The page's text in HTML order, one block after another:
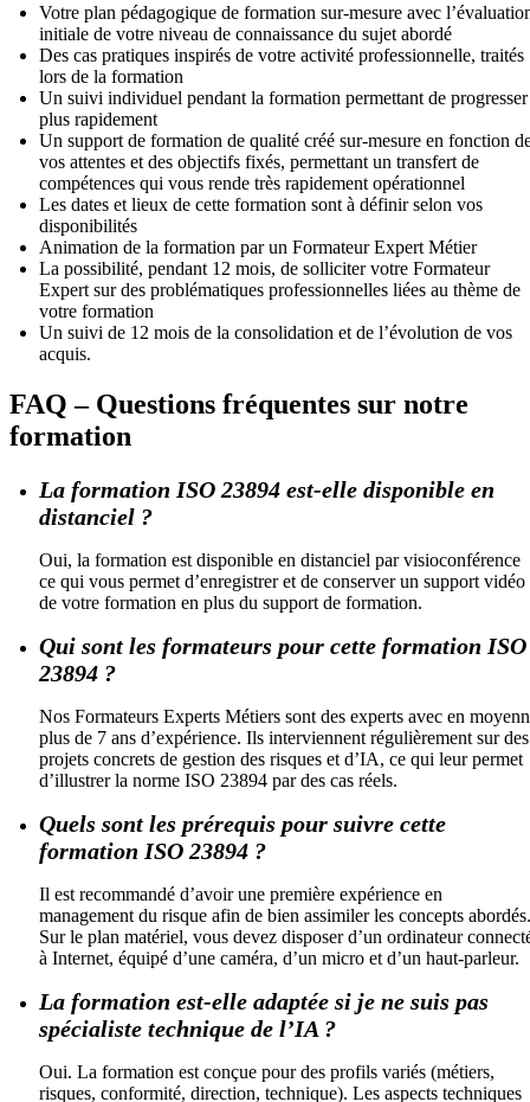
Votre plan pédagogique de formation sur-mesure avec
initiale de votre niveau de connaissance du sujet abordé
Des cas pratiques inspirés de votre activité professionnelle, traités
lors de la formation
Un suivi individuel pendant la formation permettant de progresser
plus rapidement
Un support de formation de qualité créé sur-mesure en fonction
vos attentes et des objectifs fixés, permettant un transfert de
compétences qui vous rende très rapidement opérationnel
Les dates et lieux de cette formation sont à définir selon vos
disponibilités
Animation de la formation par un Formateur Expert Métier
La possibilité, pendant 12 mois, de solliciter votre Formateur
Expert sur des problématiques professionnelles liées au thème de
votre formation
Un suivi de 12 mois de la consolidation et de l’évolution de vos
acquis.
FAQ – Questions fréquentes sur notre
formation
La formation ISO 23894 est-elle disponible en
distanciel ?
Oui, la formation est disponible en distanciel par visioconférence
ce qui vous permet d’enregistrer et de conserver un support vidéo
de votre formation en plus du support de formation.
Qui sont les formateurs pour cette formation ISO
23894 ?
Nos Formateurs Experts Métiers sont des experts avec en
plus de 7 ans d’expérience. Ils interviennent régulièrement sur des
projets concrets de gestion des risques et d’IA, ce qui leur permet
d’illustrer la norme ISO 23894 par des cas réels.
Quels sont les prérequis pour suivre cette
formation ISO 23894 ?
Il est recommandé d’avoir une première expérience en
management du risque afin de bien assimiler les concepts abordés.
Sur le plan matériel, vous devez disposer d’un ordinateur
à Internet, équipé d’une caméra, d’un micro et d’un haut‑parleur.
La formation est-elle adaptée si je ne suis pas
spécialiste technique de l’IA ?
Oui. La formation est conçue pour des profils variés (métiers,
risques, conformité, direction, technique). Les aspects techniques